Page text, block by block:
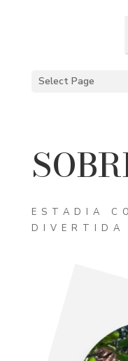
Select Page
ESTADIA
DIVERTIDA